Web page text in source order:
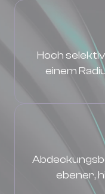
Hoch
einem
ebener,